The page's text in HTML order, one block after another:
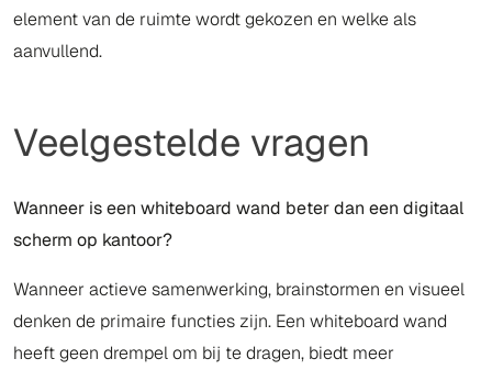
element van de ruimte wordt gekozen en welke als
aanvullend.
Veelgestelde vragen
Wanneer is een whiteboard wand beter dan een digitaal
scherm op kantoor?
Wanneer actieve samenwerking, brainstormen en visueel
denken de primaire functies zijn. Een whiteboard wand
heeft geen drempel om bij te dragen, biedt meer